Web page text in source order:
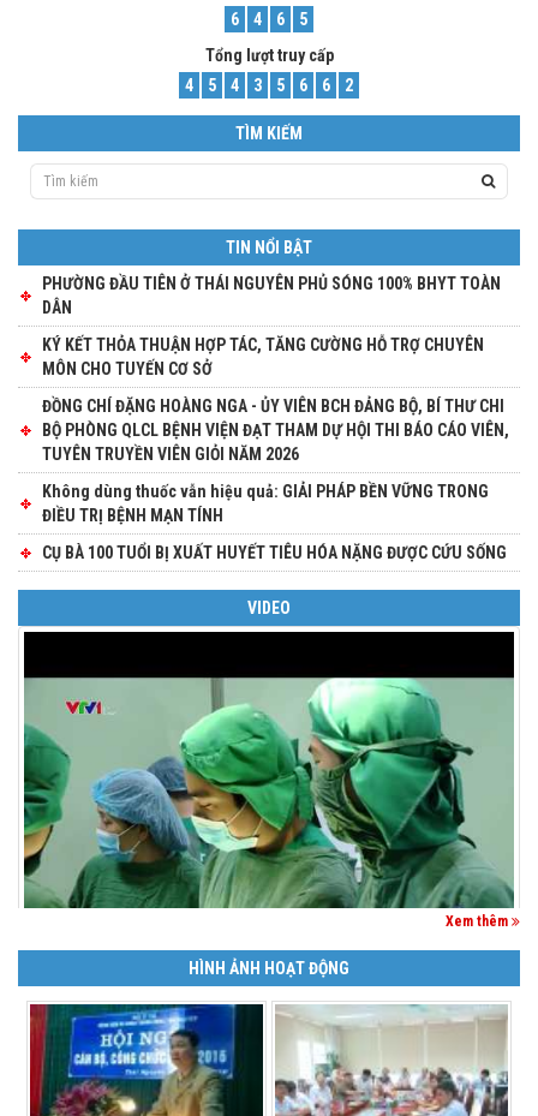
2
6
3
Lượt xem trong ngày
6
4 6
5
Tổng lượt truy cấp
3 5 6
PHƯỜNG ĐẦU TIÊN Ở THÁI NGUYÊN PHỦ SÓNG 100% BHYT TOÀN
DÂN
KÝ KẾT THỎA THUẬN HỢP TÁC, TĂNG CƯỜNG HỖ TRỢ CHUYÊN
MÔN CHO TUYẾN CƠ SỞ
ĐỒNG CHÍ ĐẶNG HOÀNG NGA - ỦY VIÊN BCH ĐẢNG BỘ, BÍ THƯ CHI
BỘ PHÒNG QLCL BỆNH VIỆN ĐẠT THAM DỰ HỘI THI BÁO CÁO VIÊN,
TUYÊN TRUYỀN VIÊN GIỎI NĂM 2026
Không dùng thuốc vẫn hiệu quả: GIẢI PHÁP BỀN VỮNG TRONG
ĐIỀU TRỊ BỆNH MẠN TÍNH
CỤ BÀ 100 TUỔI BỊ XUẤT HUYẾT TIÊU HÓA NẶNG ĐƯỢC CỨU SỐNG
HÌNH ẢNH HOẠT ĐỘNG